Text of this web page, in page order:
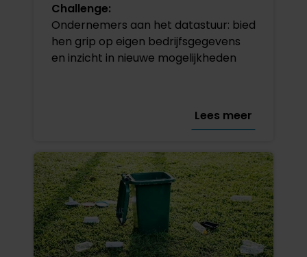
Challenge:
Ondernemers aan het datastuur: bied
hen grip op eigen bedrijfsgegevens
en inzicht in nieuwe mogelijkheden
Lees meer